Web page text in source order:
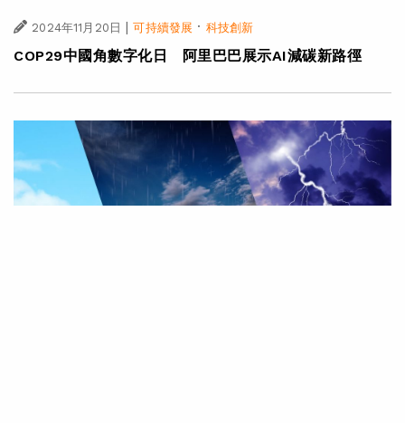
2024年11月20日 | 可持續發展 · 科技創新
COP29中國角數字化日 阿里巴巴展示AI減碳新路徑